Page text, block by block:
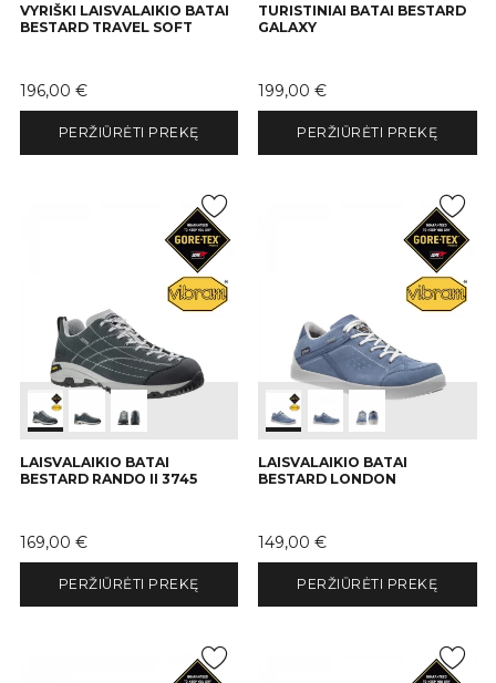
VYRIŠKI LAISVALAIKIO BATAI
BESTARD TRAVEL SOFT
Kaina
196,00 €
PERŽIŪRĖTI PREKĘ
TURISTINIAI BATAI BESTARD
GALAXY
Kaina
199,00 €
PERŽIŪRĖTI PREKĘ
LAISVALAIKIO BATAI
BESTARD RANDO II 3745
Kaina
169,00 €
PERŽIŪRĖTI PREKĘ
LAISVALAIKIO BATAI
BESTARD LONDON
Kaina
149,00 €
PERŽIŪRĖTI PREKĘ